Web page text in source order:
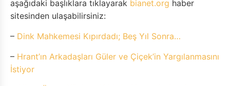
aşağıdaki başlıklara tıklayarak bianet.org haber
sitesinden ulaşabilirsiniz:
– Dink Mahkemesi Kıpırdadı; Beş Yıl Sonra…
– Hrant’ın Arkadaşları Güler ve Çiçek’in Yargılanmasını
İstiyor